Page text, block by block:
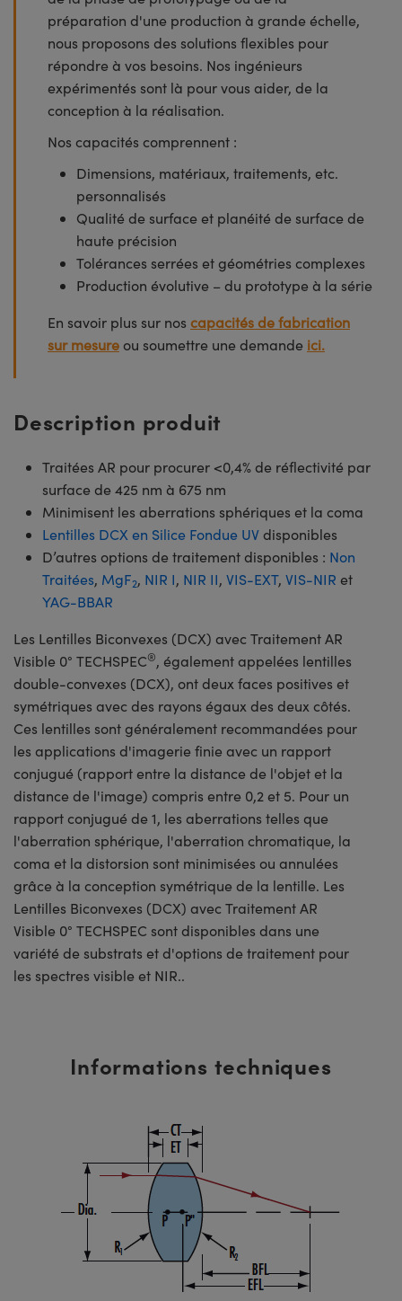
préparation d'une production à grande échelle,
nous proposons des solutions flexibles pour
répondre à vos besoins. Nos ingénieurs
expérimentés sont là pour vous aider, de la
conception à la réalisation.
Nos capacités comprennent :
Dimensions, matériaux, traitements, etc.
personnalisés
Qualité de surface et planéité de surface de
haute précision
Tolérances serrées et géométries complexes
Production évolutive – du prototype à la série
En savoir plus sur nos capacités de fabrication
sur mesure ou soumettre une demande ici.
Description produit
Traitées AR pour procurer <0,4% de réflectivité par
surface de 425 nm à 675 nm
Minimisent les aberrations sphériques et la coma
Lentilles DCX en Silice Fondue UV disponibles
D’autres options de traitement disponibles : Non
Traitées, MgF2, NIR I, NIR II, VIS-EXT, VIS-NIR et
YAG-BBAR
Les Lentilles Biconvexes (DCX) avec Traitement AR
Visible 0° TECHSPEC®, également appelées lentilles
double-convexes (DCX), ont deux faces positives et
symétriques avec des rayons égaux des deux côtés.
Ces lentilles sont généralement recommandées pour
les applications d'imagerie finie avec un rapport
conjugué (rapport entre la distance de l'objet et la
distance de l'image) compris entre 0,2 et 5. Pour un
rapport conjugué de 1, les aberrations telles que
l'aberration sphérique, l'aberration chromatique, la
coma et la distorsion sont minimisées ou annulées
grâce à la conception symétrique de la lentille. Les
Lentilles Biconvexes (DCX) avec Traitement AR
Visible 0° TECHSPEC sont disponibles dans une
variété de substrats et d'options de traitement pour
les spectres visible et NIR..
Informations techniques